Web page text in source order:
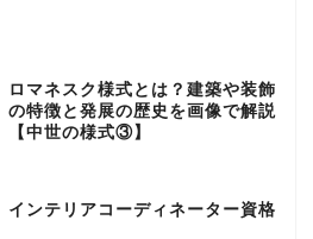
ロマネスク様式とは？建築や装飾
の特徴と発展の歴史を画像で解説
【中世の様式③】
インテリアコーディネーター資格